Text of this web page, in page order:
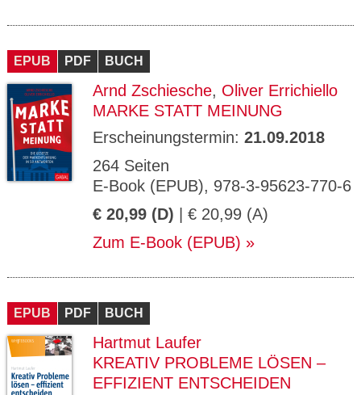
EPUB PDF BUCH
Arnd Zschiesche, Oliver Errichiello
MARKE STATT MEINUNG
Erscheinungstermin: 21.09.2018
264 Seiten
E-Book (EPUB), 978-3-95623-770-6
€ 20,99 (D) | € 20,99 (A)
Zum E-Book (EPUB)
EPUB PDF BUCH
Hartmut Laufer
KREATIV PROBLEME LÖSEN –
EFFIZIENT ENTSCHEIDEN